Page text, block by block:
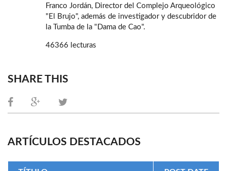
Franco Jordán, Director del Complejo Arqueológico
"El Brujo", además de investigador y descubridor de
la Tumba de la "Dama de Cao".
46366 lecturas
SHARE THIS
ARTÍCULOS DESTACADOS